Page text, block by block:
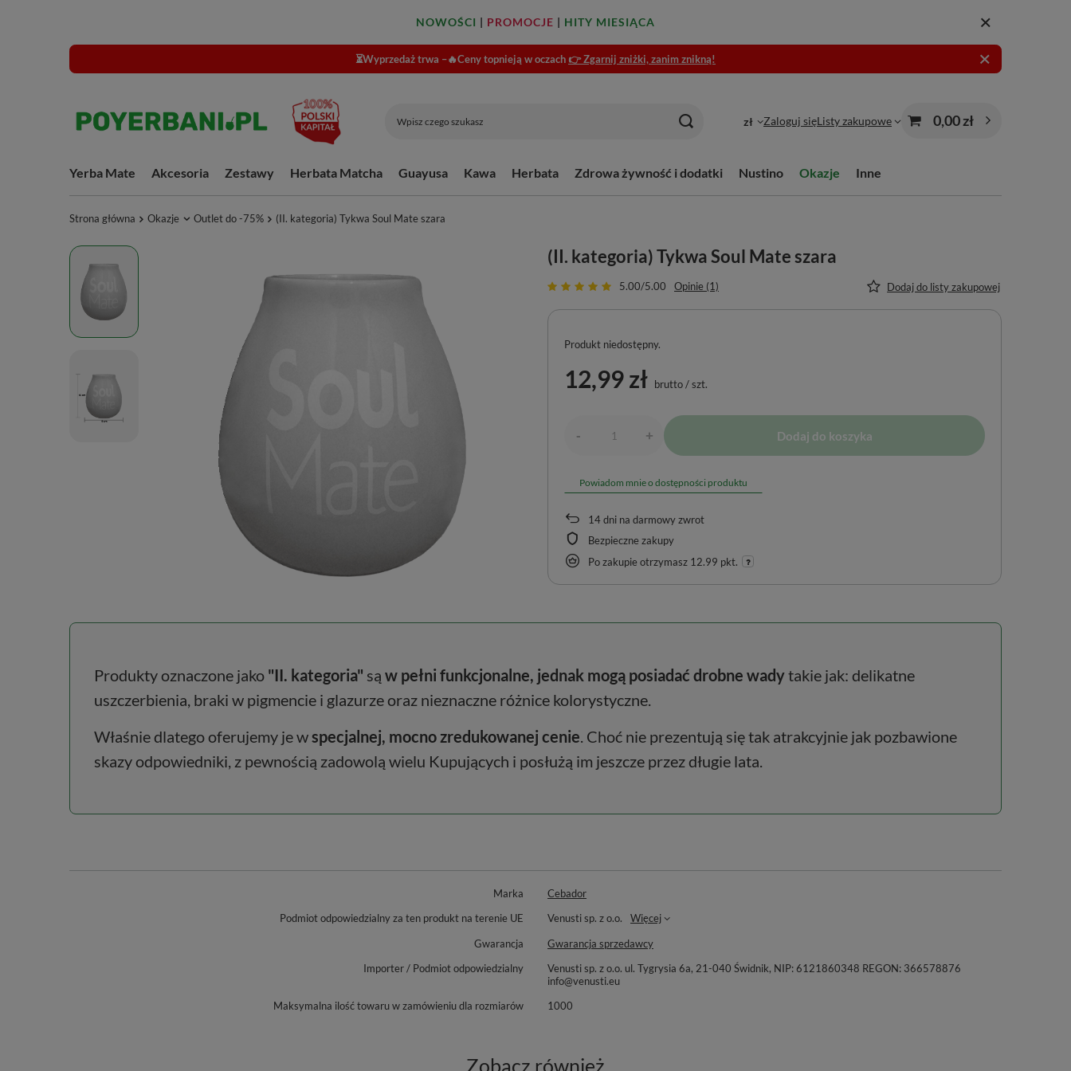
NOWOŚCI | PROMOCJE | HITY MIESIĄCA
⏳Wyprzedaż trwa –🔥Ceny topnieją w oczach 👉 Zgarnij zniżki, zanim znikną!
zł Zaloguj sięListy zakupowe 0,00 zł
Yerba Mate Akcesoria Zestawy Herbata Matcha Guayusa Kawa Herbata Zdrowa żywność i dodatki Nustino Okazje Inne
Strona główna Okazje Outlet do -75% (II. kategoria) Tykwa Soul Mate szara
(II. kategoria) Tykwa Soul Mate szara
5.00/5.00 Opinie (1) Dodaj do listy zakupowej
14dni na darmowy zwrot
Bezpieczne zakupy
Po zakupie otrzymasz 12.99 pkt.
Produkt niedostępny
12,99 zł brutto/szt.
- + Dodaj do koszyka
Powiadom mnie o dostępności produktu
Produkty oznaczone jako "II. kategoria" są w pełni funkcjonalne, jednak mogą posiadać drobne wadytakie jak: delikatne
uszczerbienia, braki w pigmencie i glazurze oraz nieznaczne różnice kolorystyczne.
Właśnie dlatego oferujemy je wspecjalnej, mocno zredukowanej cenie. Choć nie prezentują się tak atrakcyjnie jak pozbawione
skazy odpowiedniki, z pewnością zadowolą wielu Kupujących i posłużą im jeszcze przez długie lata.
Marka
Cebador
Podmiot odpowiedzialny za ten produkt na terenie UE
Venusti sp. z o.o.
Więcej
Gwarancja
Gwarancja sprzedawcy
Importer / Podmiot odpowiedzialny
Venusti sp. z o.o. ul. Tygrysia 6a, 21-040 Świdnik, NIP: 6121860348 REGON: 366578876
info@venusti.eu
Maksymalna ilość towaru w zamówieniu dla rozmiarów
1000
Zobacz również